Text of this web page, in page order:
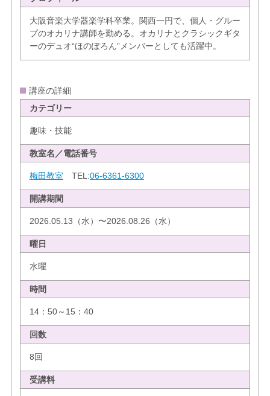
大阪音楽大学器楽学科卒業。関西一円で、個人・グルー
プのオカリナ講師を勤める。オカリナとクラシックギタ
ーのデュオ“ほのぽろん”メンバーとしても活躍中。
講座の詳細
カテゴリー
趣味・技能
教室名／電話番号
梅田教室 TEL:06-6361-6300
開講期間
2026.05.13（水）〜2026.08.26（水）
曜日
水曜
時間
14：50～15：40
回数
8回
受講料